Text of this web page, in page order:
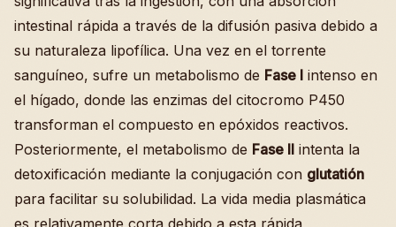
intestinal rápida a través de la difusión pasiva debido a
su naturaleza lipofílica. Una vez en el torrente
sanguíneo, sufre un metabolismo de Fase I intenso en
el hígado, donde las enzimas del citocromo P450
transforman el compuesto en epóxidos reactivos.
Posteriormente, el metabolismo de Fase II intenta la
detoxificación mediante la conjugación con glutatión
para facilitar su solubilidad. La vida media plasmática
es relativamente corta debido a esta rápida